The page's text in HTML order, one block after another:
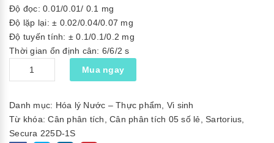
Độ đọc: 0.01/0.01/ 0.1 mg
Độ lặp lại: ± 0.02/0.04/0.07 mg
Độ tuyến tính: ± 0.1/0.1/0.2 mg
Thời gian ổn định cân: 6/6/2 s
lượng
Mua ngay
Danh mục: Hóa lý Nước – Thực phẩm
Vi sinh
Từ khóa:Cân phân tích Cân phân tích 05 số lẻ Sartorius
Secura 225D-1S